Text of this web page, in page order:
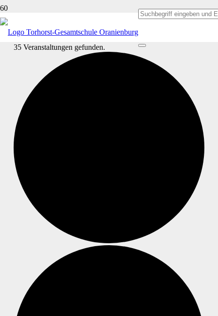
35 Veranstaltungen gefunden.